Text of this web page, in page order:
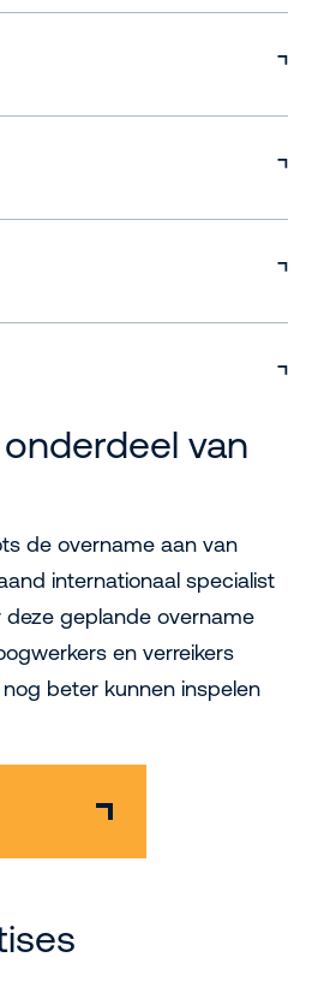
van
de overname aan van
internationaal specialist
deze geplande overname
en verreikers
beter kunnen inspelen